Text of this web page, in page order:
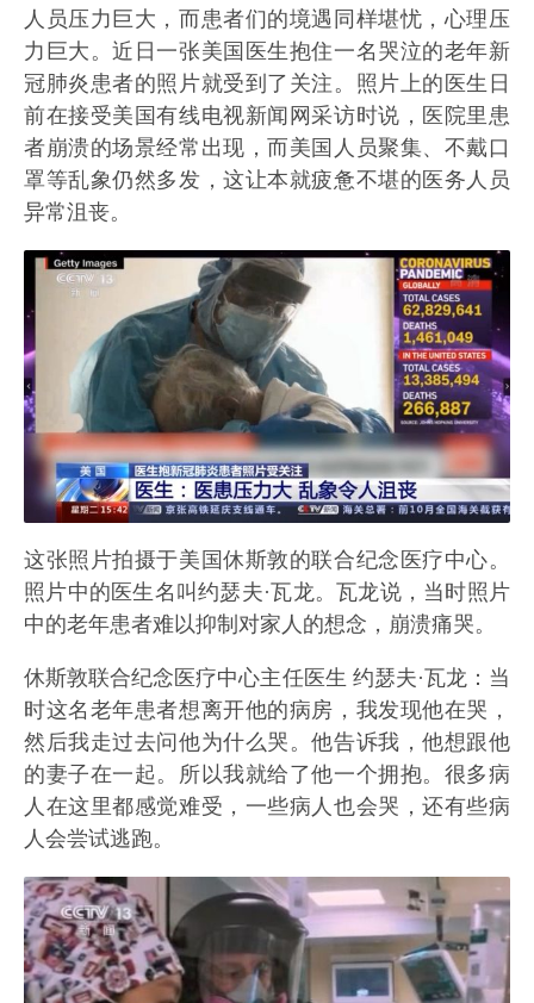
人员压力巨大，而患者们的境遇同样堪忧，心理压
力巨大。近日一张美国医生抱住一名哭泣的老年新
冠肺炎患者的照片就受到了关注。照片上的医生日
前在接受美国有线电视新闻网采访时说，医院里患
者崩溃的场景经常出现，而美国人员聚集、不戴口
罩等乱象仍然多发，这让本就疲惫不堪的医务人员
异常沮丧。
这张照片拍摄于美国休斯敦的联合纪念医疗中心。
照片中的医生名叫约瑟夫·瓦龙。瓦龙说，当时照片
中的老年患者难以抑制对家人的想念，崩溃痛哭。
休斯敦联合纪念医疗中心主任医生 约瑟夫·瓦龙：当
时这名老年患者想离开他的病房，我发现他在哭，
然后我走过去问他为什么哭。他告诉我，他想跟他
的妻子在一起。所以我就给了他一个拥抱。很多病
人在这里都感觉难受，一些病人也会哭，还有些病
人会尝试逃跑。